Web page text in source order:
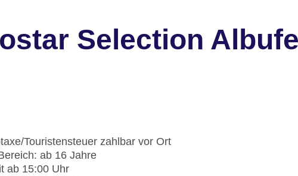
Selection
Touristensteuer zahlbar vor Ort
ab 16 Jahre
ab 15:00 Uhr